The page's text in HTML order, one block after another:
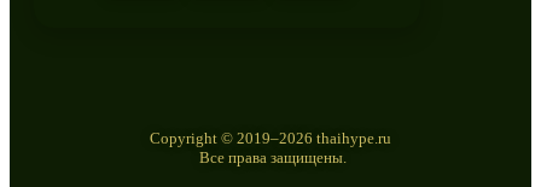
Copyright © 2019–2026 thaihype.ru
Все права защищены.